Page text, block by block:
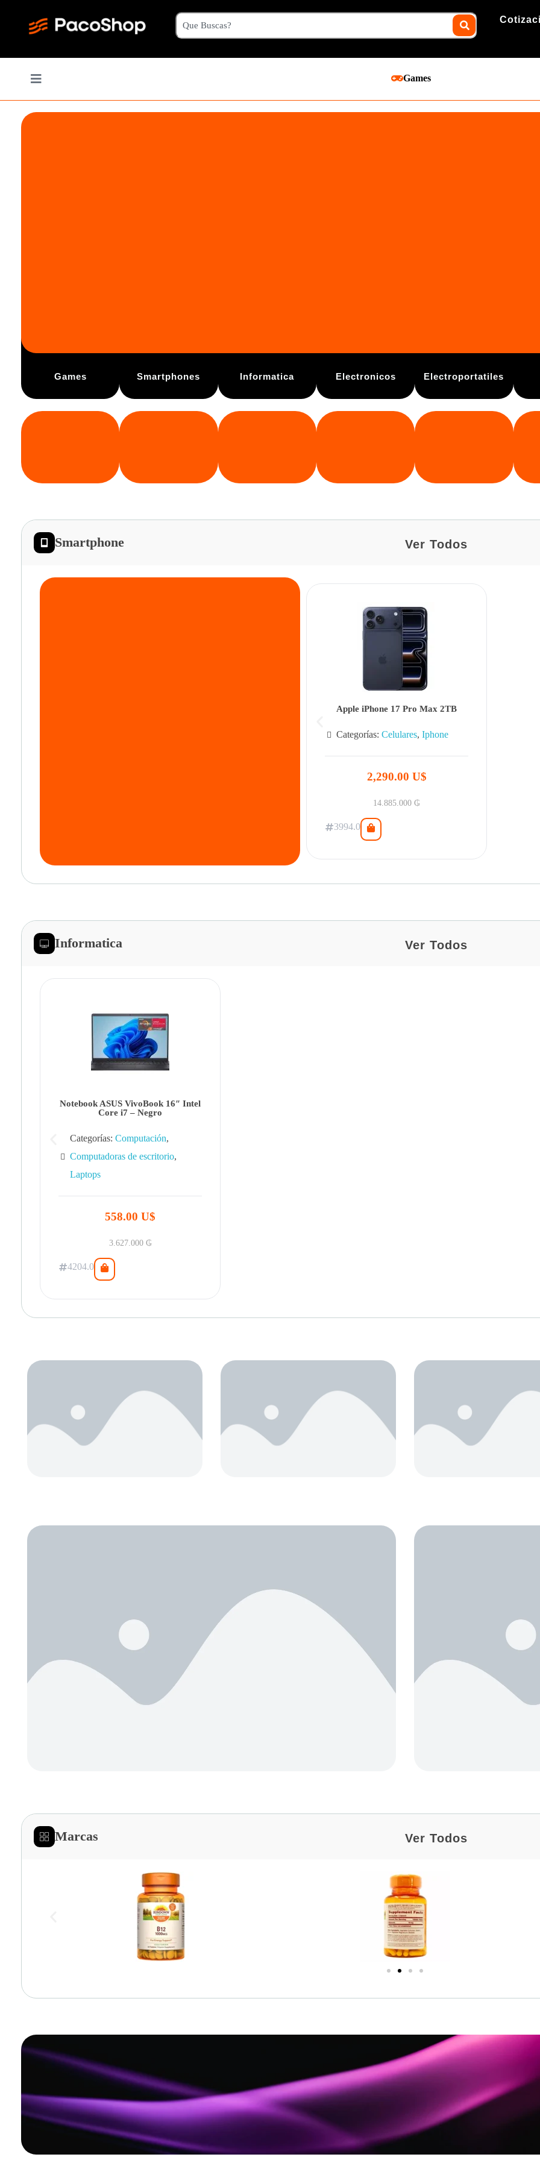
Games
Games Smartphones Informatica Electronicos Electroportatiles
Smartphone Ver Todos
Apple iPhone 17 Pro Max 2TB
Categorías:Celulares,Iphone
2,290.00 U$
14.885.000₲
3994.0
Informatica Ver Todos
Notebook ASUS VivoBook 16″ Intel
Core i7 – Negro
Categorías: Computación,
Computadoras de escritorio,
Laptops
558.00 U$
3.627.000 ₲
4204.0
Marcas Ver Todos